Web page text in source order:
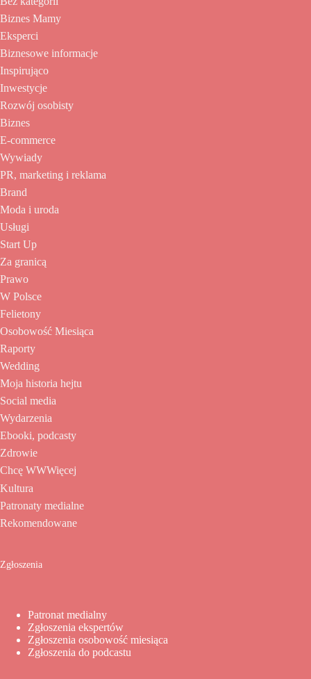
Biznes Mamy
Eksperci
Biznesowe informacje
Inspirująco
Inwestycje
Rozwój osobisty
Biznes
E-commerce
Wywiady
PR, marketing i reklama
Brand
Moda i uroda
Usługi
Start Up
Za granicą
Prawo
W Polsce
Felietony
Osobowość Miesiąca
Raporty
Wedding
Moja historia hejtu
Social media
Wydarzenia
Ebooki, podcasty
Zdrowie
Chcę WWWięcej
Kultura
Patronaty medialne
Rekomendowane
Zgłoszenia
Patronat medialny
Zgłoszenia ekspertów
Zgłoszenia osobowość miesiąca
Zgłoszenia do podcastu